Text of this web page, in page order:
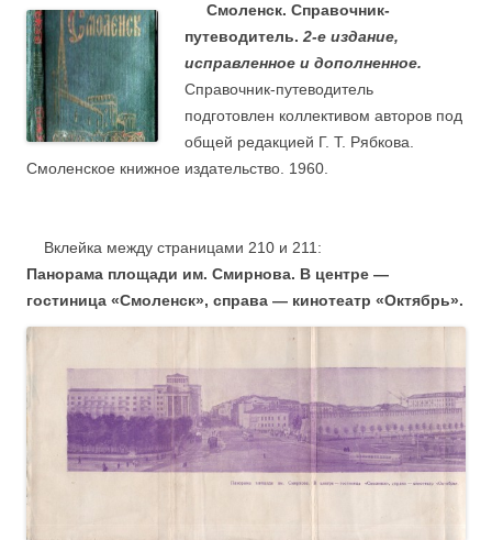
Смоленск. Справочник-
путеводитель. 2-е издание,
исправленное и дополненное.
Справочник-путеводитель
подготовлен коллективом авторов под
общей редакцией Г. Т. Рябкова.
Смоленское книжное издательство. 1960.
Вклейка между страницами 210 и 211:
Панорама площади им. Смирнова. В центре —
гостиница «Смоленск», справа — кинотеатр «Октябрь».